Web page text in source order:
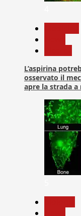
L’aspirina
osservato il
apre la strada